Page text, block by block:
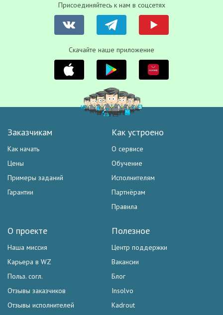
Присоединяйтесь к нам в соцсетях
Скачайте наше приложение
Заказчикам
Как начать
Цены
Примеры заданий
Гарантии
Как устроено
О сервисе
Обучение
Исполнителям
Партнёрам
Правила
Полезное
Центр поддержки
Вакансии
Блог
Insolvo
Kadrout
О проекте
Наша миссия
Карьера в WZ
Польз. согл.
Отзывы заказчиков
Отзывы исполнителей